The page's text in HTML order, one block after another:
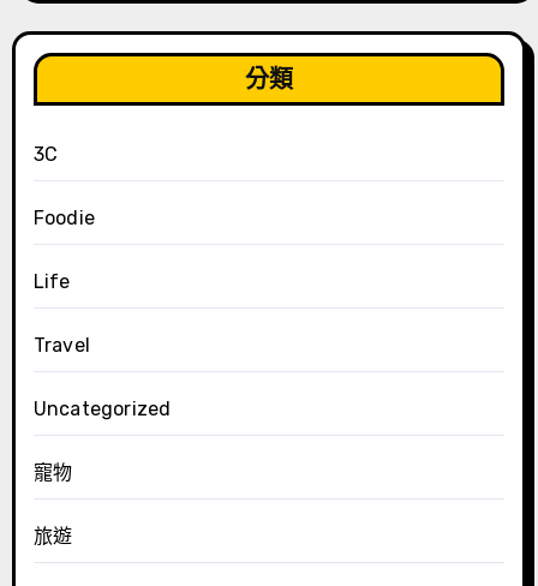
分類
3C
Foodie
Life
Travel
Uncategorized
寵物
旅遊